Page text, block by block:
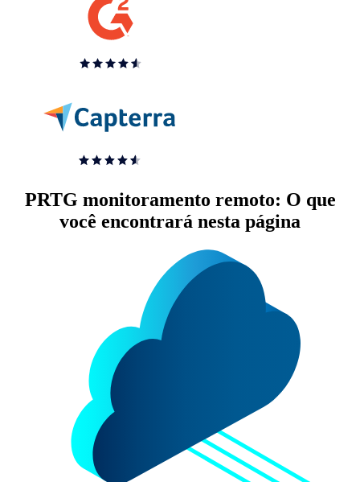
PRTG monitoramento remoto: O que
você encontrará nesta página